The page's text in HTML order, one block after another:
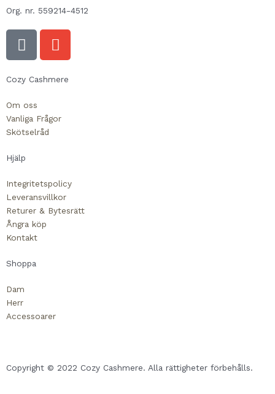
Org. nr. 559214-4512
F
a
e
o
o
-
q
u
a
r
E
n
e
o
Cozy Cashmere
Om oss
Vanliga Frågor
Skötselråd
Hjälp
Integritetspolicy
Leveransvillkor
Returer & Bytesrätt
Ångra köp
Kontakt
Shoppa
Dam
Herr
Accessoarer
Copyright © 2022 Cozy Cashmere. Alla rättigheter förbehålls.